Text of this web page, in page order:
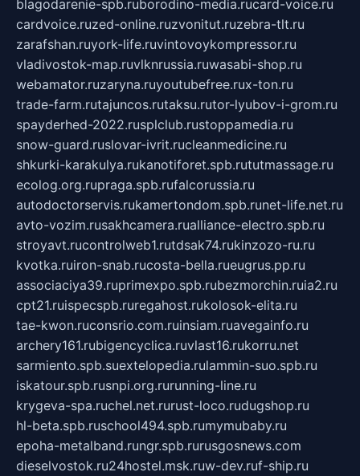
blagodarenie-spb.ruborodino-media.rucard-voice.ru
cardvoice.ruzed-online.ruzvonitut.ruzebra-tlt.ru
zarafshan.ruyork-life.ruvintovoykompressor.ru
vladivostok-map.ruvlknrussia.ruwasabi-shop.ru
webamator.ruzaryna.ruyoutubefree.rux-ton.ru
trade-farm.rutajuncos.rutaksu.rutor-lyubov-i-grom.ru
spayderhed-2022.rusplclub.rustoppamedia.ru
snow-guard.ruslovar-ivrit.rucleanmedicine.ru
shkurki-karakulya.rukanotiforet.spb.rututmassage.ru
ecolog.org.rupraga.spb.rufalcorussia.ru
autodoctorservis.rukamertondom.spb.runet-life.net.ru
avto-vozim.rusakhcamera.rualliance-electro.spb.ru
stroyavt.rucontrolweb1.rutdsak74.rukinzozo-ru.ru
kvotka.ruiron-snab.rucosta-bella.rueugrus.pp.ru
associaciya39.ruprimexpo.spb.rubezmorchin.ruia2.ru
cpt21.ruispecspb.ruregahost.rukolosok-elita.ru
tae-kwon.ruconsrio.com.ruinsiam.ruavegainfo.ru
archery161.rubigencyclica.ruvlast16.rukorru.net
sarmiento.spb.suextelopedia.rulammin-suo.spb.ru
iskatour.spb.rusnpi.org.rurunning-line.ru
krygeva-spa.ruchel.net.rurust-loco.rudugshop.ru
hl-beta.spb.ruschool494.spb.rumymubaby.ru
epoha-metalband.rungr.spb.rurusgosnews.com
dieselvostok.ru24hostel.msk.ruw-dev.ruf-ship.ru